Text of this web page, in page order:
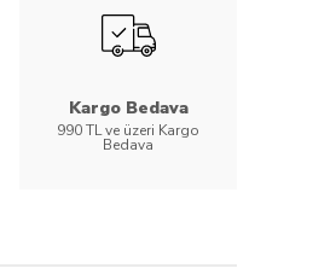
Kargo Bedava
990 TL ve üzeri Kargo
Bedava